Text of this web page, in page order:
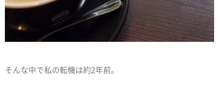
そんな中で私の転機は約2年前。